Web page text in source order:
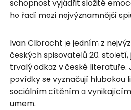
schopnost vyjádřit složité
ho řadí mezi nejvýznamnější
Ivan Olbracht je jedním z
českých spisovatelů 20. století,
trvalý odkaz v české literatuře.
povídky se vyznačují hlubokou
sociálním cítěním a
umem.